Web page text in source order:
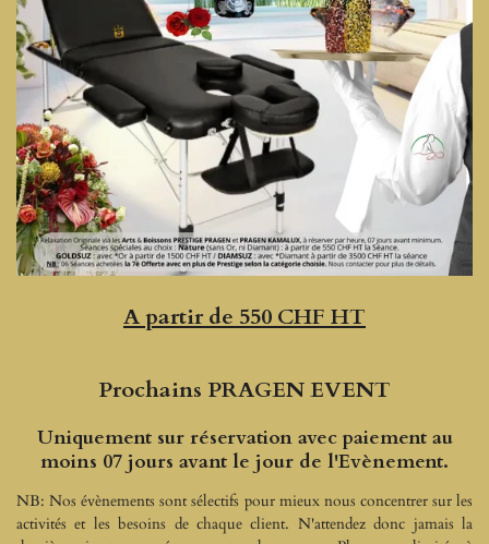
A partir de 550 CHF HT
Prochains PRAGEN EVENT
Uniquement sur réservation avec paiement au
moins 07 jours avant le jour de l'Evènement.
NB: Nos évènements sont sélectifs pour mieux nous concentrer sur les
activités et les besoins de chaque client. N'attendez donc jamais la